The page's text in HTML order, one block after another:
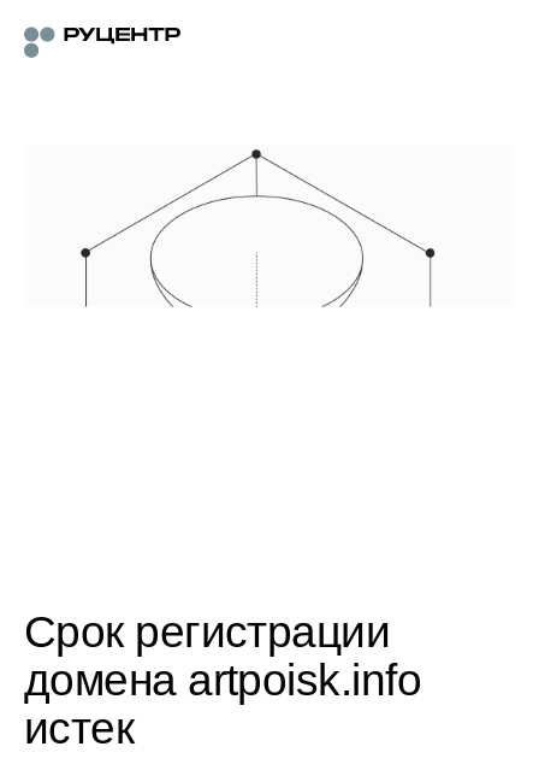
Срок регистрации
домена artpoisk.info
истек